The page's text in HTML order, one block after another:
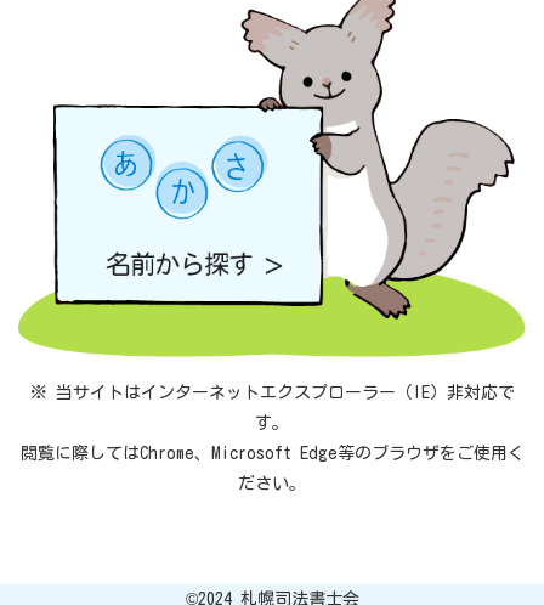
※ 当サイトはインターネットエクスプローラー（IE）非対応で
す。
閲覧に際してはChrome、Microsoft Edge等のブラウザをご使用く
ださい。
©︎2024 札幌司法書士会